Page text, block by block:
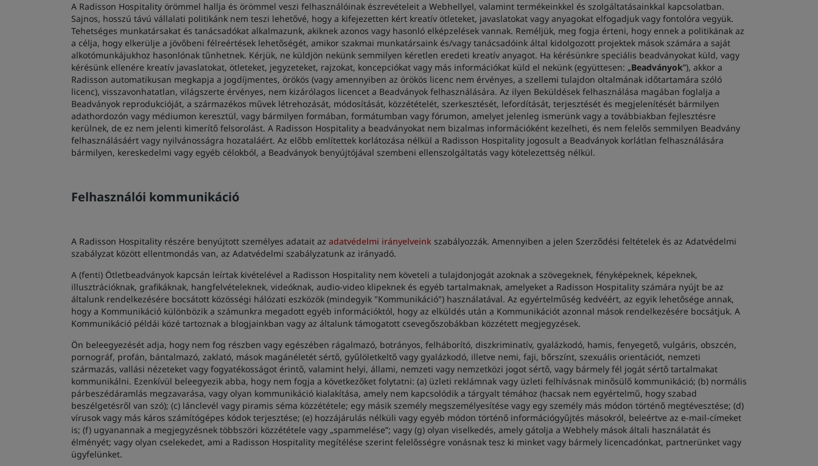
A Radisson Hospitality örömmel hallja és örömmel veszi felhasználóinak észrevételeit a Webhellyel, valamint termékeinkkel és szolgáltatásainkkal kapcsolatban.
Sajnos, hosszú távú vállalati politikánk nem teszi lehetővé, hogy a kifejezetten kért kreatív ötleteket, javaslatokat vagy anyagokat elfogadjuk vagy fontolóra vegyük.
Tehetséges munkatársakat és tanácsadókat alkalmazunk, akiknek azonos vagy hasonló elképzelések vannak. Reméljük, meg fogja érteni, hogy ennek a politikának az
a célja, hogy elkerülje a jövőbeni félreértések lehetőségét, amikor szakmai munkatársaink és/vagy tanácsadóink által kidolgozott projektek mások számára a saját
alkotómunkájukhoz hasonlónak tűnhetnek. Kérjük, ne küldjön nekünk semmilyen kéretlen eredeti kreatív anyagot. Ha kérésünkre speciális beadványokat küld, vagy
kérésünk ellenére kreatív javaslatokat, ötleteket, jegyzeteket, rajzokat, koncepciókat vagy más információkat küld el nekünk (együttesen: „Beadványok”), akkor a
Radisson automatikusan megkapja a jogdíjmentes, örökös (vagy amennyiben az örökös licenc nem érvényes, a szellemi tulajdon oltalmának időtartamára szóló
licenc), visszavonhatatlan, világszerte érvényes, nem kizárólagos licencet a Beadványok felhasználására. Az ilyen Beküldések felhasználása magában foglalja a
Beadványok reprodukcióját, a származékos művek létrehozását, módosítását, közzétételét, szerkesztését, lefordítását, terjesztését és megjelenítését bármilyen
adathordozón vagy médiumon keresztül, vagy bármilyen formában, formátumban vagy fórumon, amelyet jelenleg ismerünk vagy a továbbiakban fejlesztésre
kerülnek, de ez nem jelenti kimerítő felsorolást. A Radisson Hospitality a beadványokat nem bizalmas információként kezelheti, és nem felelős semmilyen Beadvány
felhasználásáért vagy nyilvánosságra hozataláért. Az előbb említettek korlátozása nélkül a Radisson Hospitality jogosult a Beadványok korlátlan felhasználására
bármilyen, kereskedelmi vagy egyéb célokból, a Beadványok benyújtójával szembeni ellenszolgáltatás vagy kötelezettség nélkül.
Felhasználói kommunikáció
A Radisson Hospitality részére benyújtott személyes adatait az adatvédelmi irányelveink szabályozzák. Amennyiben a jelen Szerződési feltételek és az Adatvédelmi
szabályzat között ellentmondás van, az Adatvédelmi szabályzatunk az irányadó.
A (fenti) Ötletbeadványok kapcsán leírtak kivételével a Radisson Hospitality nem követeli a tulajdonjogát azoknak a szövegeknek, fényképeknek, képeknek,
illusztrációknak, grafikáknak, hangfelvételeknek, videóknak, audio-video klipeknek és egyéb tartalmaknak, amelyeket a Radisson Hospitality számára nyújt be az
általunk rendelkezésére bocsátott közösségi hálózati eszközök (mindegyik "Kommunikáció") használatával. Az egyértelműség kedvéért, az egyik lehetősége annak,
hogy a Kommunikáció különbözik a számunkra megadott egyéb információktól, hogy az elküldés után a Kommunikációt azonnal mások rendelkezésére bocsátjuk. A
Kommunikáció példái közé tartoznak a blogjainkban vagy az általunk támogatott csevegőszobákban közzétett megjegyzések.
Ön beleegyezését adja, hogy nem fog részben vagy egészében rágalmazó, botrányos, felháborító, diszkriminatív, gyalázkodó, hamis, fenyegető, vulgáris, obszcén,
pornográf, profán, bántalmazó, zaklató, mások magánéletét sértő, gyűlöletkeltő vagy gyalázkodó, illetve nemi, faji, bőrszínt, szexuális orientációt, nemzeti
származás, vallási nézeteket vagy fogyatékosságot érintő, valamint helyi, állami, nemzeti vagy nemzetközi jogot sértő, vagy bármely fél jogát sértő tartalmakat
kommunikálni. Ezenkívül beleegyezik abba, hogy nem fogja a következőket folytatni: (a) üzleti reklámnak vagy üzleti felhívásnak minősülő kommunikáció; (b) normális
párbeszédáramlás megzavarása, vagy olyan kommunikáció kialakítása, amely nem kapcsolódik a tárgyalt témához (hacsak nem egyértelmű, hogy szabad
beszélgetésről van szó); (c) lánclevél vagy piramis séma közzététele; egy másik személy megszemélyesítése vagy egy személy más módon történő megtévesztése; (d)
vírusok vagy más káros számítógépes kódok terjesztése; (e) hozzájárulás nélküli vagy egyéb módon történő információgyűjtés másokról, beleértve az e-mail-címeket
is; (f) ugyanannak a megjegyzésnek többszöri közzététele vagy „spammelése”; vagy (g) olyan viselkedés, amely gátolja a Webhely mások általi használatát és
élményét; vagy olyan cselekedet, ami a Radisson Hospitality megítélése szerint felelősségre vonásnak tesz ki minket vagy bármely licencadónkat, partnerünket vagy
ügyfelünket.